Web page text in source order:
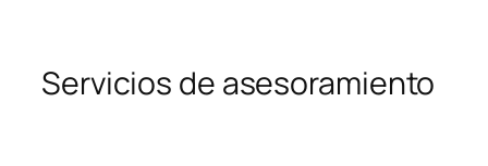
Servicios de asesoramiento